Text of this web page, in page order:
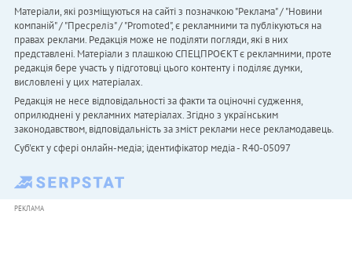
Матеріали, які розміщуються на сайті з позначкою "Реклама" / "Новини
компаній" / "Пресреліз" / "Promoted", є рекламними та публікуються на
правах реклами. Редакція може не поділяти погляди, які в них
представлені. Матеріали з плашкою СПЕЦПРОЄКТ є рекламними, проте
редакція бере участь у підготовці цього контенту і поділяє думки,
висловлені у цих матеріалах.
Редакція не несе відповідальності за факти та оціночні судження,
оприлюднені у рекламних матеріалах. Згідно з українським
законодавством, відповідальність за зміст реклами несе рекламодавець.
Cуб'єкт у сфері онлайн-медіа; ідентифікатор медіа - R40-05097
РЕКЛАМА